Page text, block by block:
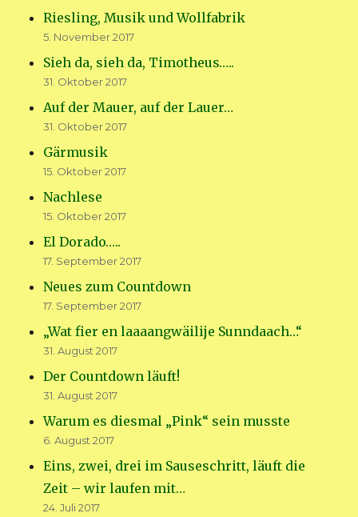
Riesling, Musik und Wollfabrik
5. November 2017
Sieh da, sieh da, Timotheus…..
31. Oktober 2017
Auf der Mauer, auf der Lauer…
31. Oktober 2017
Gärmusik
15. Oktober 2017
Nachlese
15. Oktober 2017
El Dorado…..
17. September 2017
Neues zum Countdown
17. September 2017
„Wat fier en laaaangwäilije Sunndaach…“
31. August 2017
Der Countdown läuft!
31. August 2017
Warum es diesmal „Pink“ sein musste
6. August 2017
Eins, zwei, drei im Sauseschritt, läuft die
Zeit – wir laufen mit…
24. Juli 2017